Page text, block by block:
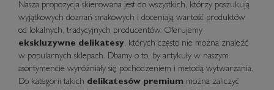
Nasza propozycja skierowana jest do wszystkich, którzy poszukują
wyjątkowych doznań smakowych i doceniają wartość produktów
od lokalnych, tradycyjnych producentów. Oferujemy
ekskluzywne delikatesy, których często nie można znaleźć
w popularnych sklepach. Dbamy o to, by artykuły w naszym
asortymencie wyróżniały się pochodzeniem i metodą wytwarzania.
Do kategorii takich delikatesów premium można zaliczyć